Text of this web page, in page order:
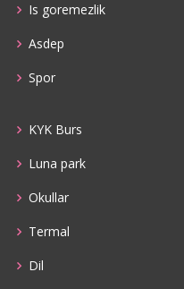
Is goremezlik
Asdep
Spor
KYK Burs
Luna park
Okullar
Termal
Dil